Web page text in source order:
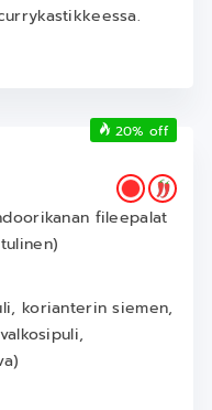
fileepalat
korianterin siemen,
20% off